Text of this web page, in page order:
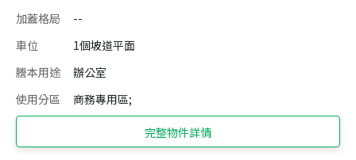
加蓋格局
--
車位
1個坡道平面
謄本用途
辦公室
使用分區
商務專用區;
完整物件詳情